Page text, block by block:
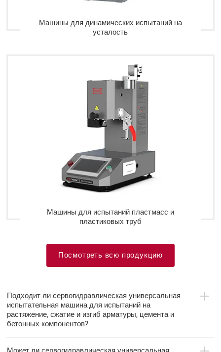
Машины для динамических испытаний на
усталость
Машины для испытаний пластмасс и
пластиковых труб
Посмотреть всю продукцию
Подходит ли сервогидравлическая универсальная
испытательная машина для испытаний на
растяжение, сжатие и изгиб арматуры, цемента и
бетонных компонентов?